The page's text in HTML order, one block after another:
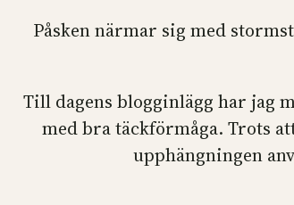
Påsken närmar sig med
Till dagens blogginlägg har jag
med bra täckförmåga. Trots
upphängningen